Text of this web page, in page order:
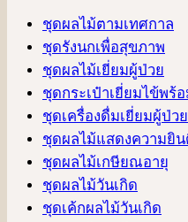
ชุดผลไม้ตามเทศกาล
ชุดรังนกเพื่อสุขภาพ
ชุดผลไม้เยี่ยมผู้ป่วย
ชุดกระเป๋าเยี่ยมไข้พร้
ชุดเครื่องดื่มเยี่ยมผู้ป่วย
ชุดผลไม้แสดงความยิน
ชุดผลไม้เกษียณอายุ
ชุดผลไม้วันเกิด
ชุดเค้กผลไม้วันเกิด